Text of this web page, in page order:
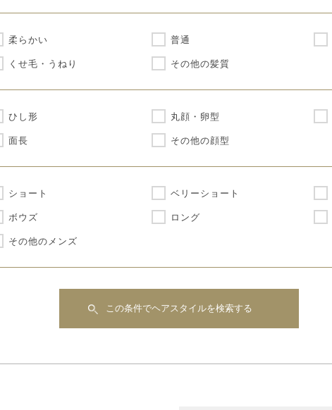
柔らかい 普通
くせ毛・うねり
その他の髪質
ひし形 丸顔・卵型
面長
その他の顔型
ショート ベリーショート
ボウズ
ロング
その他のメンズ
この条件でヘアスタイルを検索する